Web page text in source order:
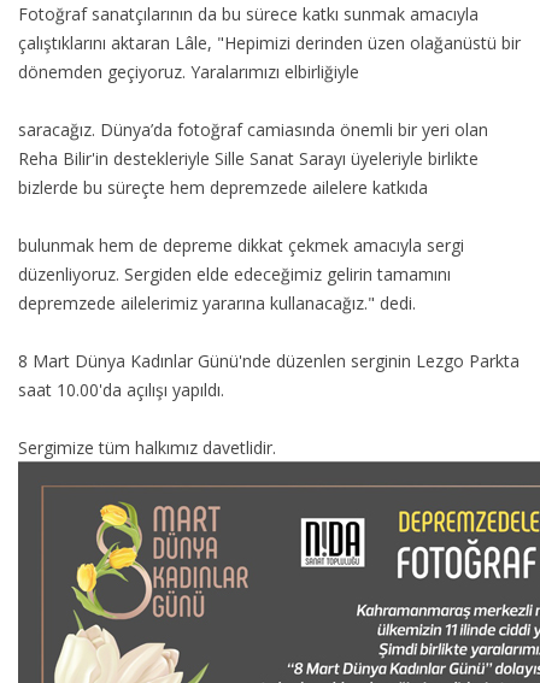
Fotoğraf sanatçılarının da bu sürece katkı sunmak amacıyla
çalıştıklarını aktaran Lâle, "Hepimizi derinden üzen olağanüstü bir
dönemden geçiyoruz. Yaralarımızı elbirliğiyle
saracağız. Dünya’da fotoğraf camiasında önemli bir yeri olan
Reha Bilir'in destekleriyle Sille Sanat Sarayı üyeleriyle birlikte
bizlerde bu süreçte hem depremzede ailelere katkıda
bulunmak hem de depreme dikkat çekmek amacıyla sergi
düzenliyoruz. Sergiden elde edeceğimiz gelirin tamamını
depremzede ailelerimiz yararına kullanacağız." dedi.
8 Mart Dünya Kadınlar Günü'nde düzenlen serginin Lezgo Parkta
saat 10.00'da açılışı yapıldı.
Sergimize tüm halkımız davetlidir.